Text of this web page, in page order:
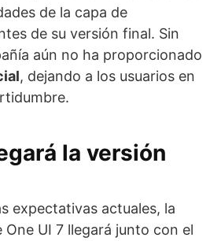
de la capa de
de su versión final. Sin
aún no ha proporcionado
, dejando a los usuarios en
la versión
expectativas actuales, la
UI 7 llegará junto con el